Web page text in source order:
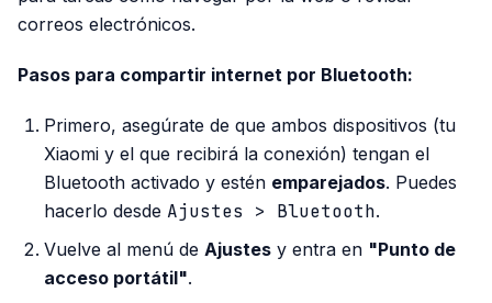
correos electrónicos.
Pasos para compartir internet por Bluetooth:
Primero, asegúrate de que ambos dispositivos (tu
Xiaomi y el que recibirá la conexión) tengan el
Bluetooth activado y estén emparejados. Puedes
hacerlo desde Ajustes > Bluetooth.
Vuelve al menú de Ajustes y entra en "Punto de
acceso portátil".